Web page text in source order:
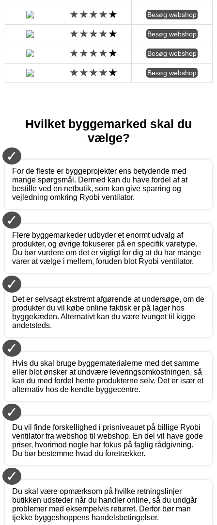
Besøg webshop
Besøg webshop
Besøg webshop
Besøg webshop
Hvilket byggemarked skal du
vælge?
✓
For de fleste er byggeprojekter ens betydende med
mange spørgsmål. Dermed kan du have fordel af at
bestille ved en netbutik, som kan give sparring og
vejledning omkring Ryobi ventilator.
✓
Flere byggemarkeder udbyder et enormt udvalg af
produkter, og øvrige fokuserer på en specifik varetype.
Du bør vurdere om det er vigtigt for dig at du har mange
varer at vælge i mellem, foruden blot Ryobi ventilator.
✓
Det er selvsagt ekstremt afgørende at undersøge, om de
produkter du vil købe online faktisk er på lager hos
byggekæden. Alternativt kan du være tvunget til kigge
andetsteds.
✓
Hvis du skal bruge byggematerialerne med det samme
eller blot ønsker at undvære leveringsomkostningen, så
kan du med fordel hente produkterne selv. Det er især et
alternativ hos de kendte byggecentre.
✓
Du vil finde forskellighed i prisniveauet på billige Ryobi
ventilator fra webshop til webshop. En del vil have gode
priser, hvorimod nogle har fokus på faglig rådgivning.
Du bør bestemme hvad du foretrækker.
✓
Du skal være opmærksom på hvilke retningslinjer
butikken udsteder når du handler online, så du undgår
problemer med eksempelvis returret. Derfor bør man
tjekke byggeshoppens handelsbetingelser.